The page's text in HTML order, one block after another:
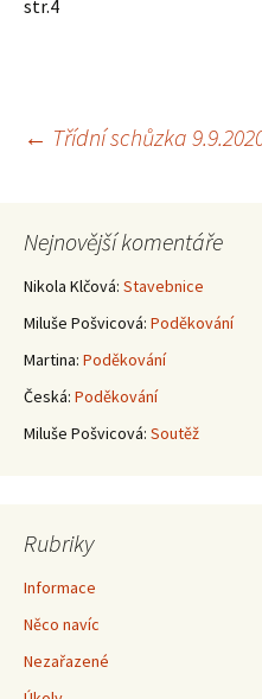
str.4
Navigace
pro
příspěvky
← Třídní schůzka
Nejnovější komentáře
Nikola Klčová: Stavebnice
Miluše Pošvicová: Poděkování
Martina: Poděkování
Česká: Poděkování
Miluše Pošvicová: Soutěž
Rubriky
Informace
Něco navíc
Nezařazené